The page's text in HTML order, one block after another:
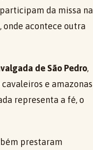
da missa na
, onde acontece outra
de São Pedro,
e amazonas
representa a fé, o
prestaram